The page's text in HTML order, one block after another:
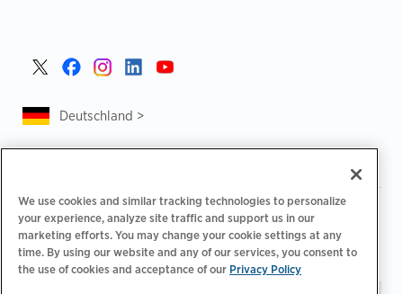
Deutschland >
Datenschutzrichtlinie | Ihre Datenschutzoptionen
Rechtliches | Abrechnung zur Barrierefreiheit |
Verhaltenskodex für Lieferanten | EPR-Informationen |
Impressum
We use cookies and similar tracking technologies to personalize
your experience, analyze site traffic and support us in our
marketing efforts. You may change your cookie settings at any
time. By using our website and any of our services, you consent to
the use of cookies and acceptance of our Privacy Policy